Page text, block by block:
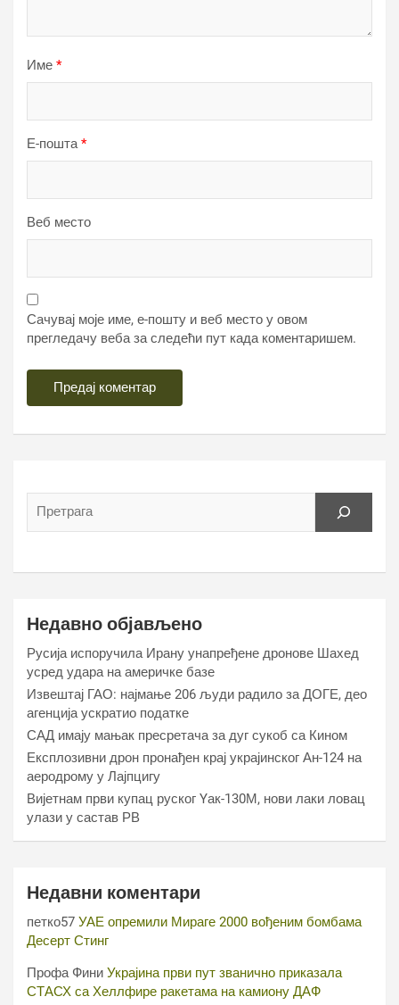
Име *
Е-пошта*
Веб место
Сачувај моје име, е-пошту и веб место у овом
прегледачу веба за следећи пут када коментаришем.
Недавно објављено
Русија испоручила Ирану унапређене дронове Шахед
усред удара на америчке базе
Извештај ГАО: најмање 206 људи радило за ДОГЕ, део
агенција ускратио податке
САД имају мањак пресретача за дуг сукоб са Кином
Експлозивни дрон пронађен крај украјинског Ан-124 на
аеродрому у Лајпцигу
Вијетнам први купац руског Yак-130М, нови лаки ловац
улази у састав РВ
Недавни коментари
петко57 УАЕ опремили Мираге 2000 вођеним бомбама
Десерт Стинг
Профа Фини Украјина први пут званично приказала
СТАСХ са Хеллфире ракетама на камиону ДАФ